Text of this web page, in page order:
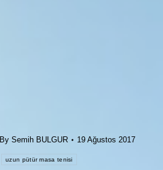
By Semih BULGUR 19 Ağustos 2017
uzun pütür masa tenisi